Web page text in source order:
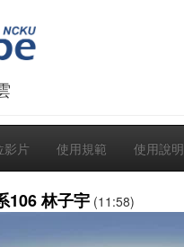
影片 使用規範 使用說明
106 林子宇 (11:58)